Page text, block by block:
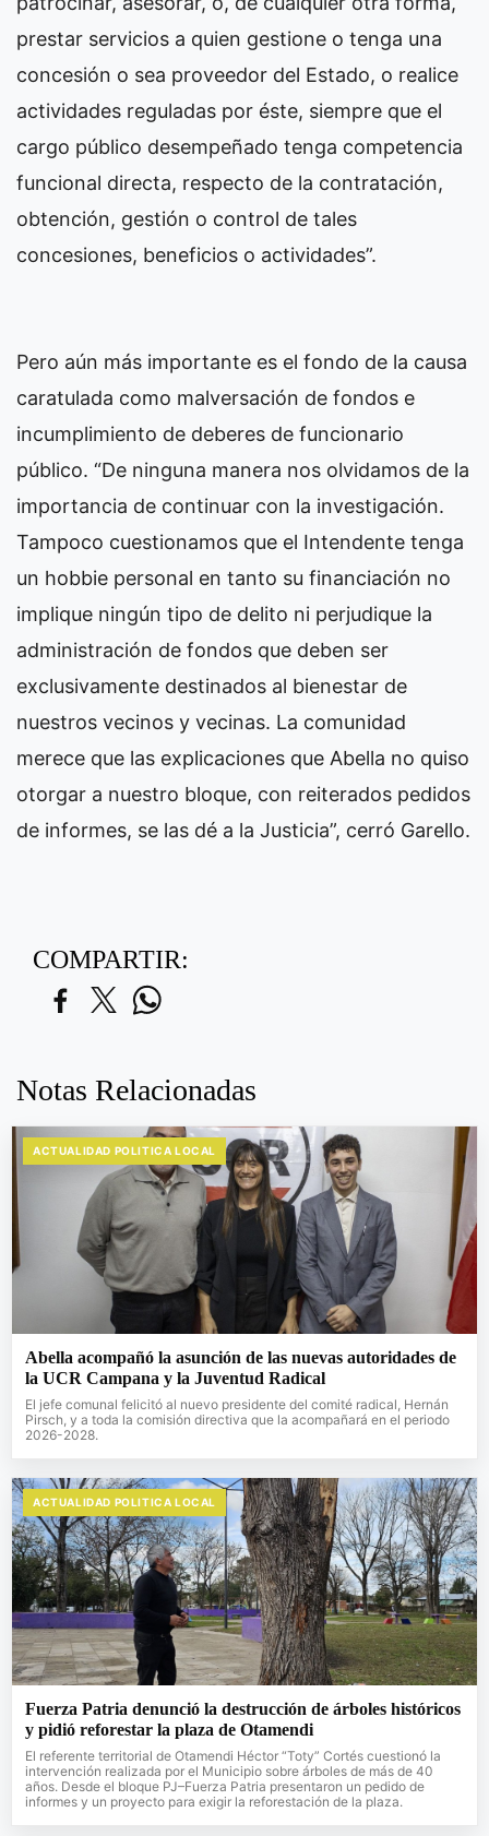
prestar servicios a quien gestione o tenga una
concesión o sea proveedor del Estado, o realice
actividades reguladas por éste, siempre que el
cargo público desempeñado tenga competencia
funcional directa, respecto de la contratación,
obtención, gestión o control de tales
concesiones, beneficios o actividades”.
Pero aún más importante es el fondo de la causa
caratulada como malversación de fondos e
incumplimiento de deberes de funcionario
público. “De ninguna manera nos olvidamos de la
importancia de continuar con la investigación.
Tampoco cuestionamos que el Intendente tenga
un hobbie personal en tanto su financiación no
implique ningún tipo de delito ni perjudique la
administración de fondos que deben ser
exclusivamente destinados al bienestar de
nuestros vecinos y vecinas. La comunidad
merece que las explicaciones que Abella no quiso
otorgar a nuestro bloque, con reiterados pedidos
de informes, se las dé a la Justicia”, cerró Garello.
COMPARTIR:
Notas Relacionadas
ACTUALIDAD POLITICA LOCAL
Abella acompañó la asunción de las nuevas autoridades de
la UCR Campana y la Juventud Radical
El jefe comunal felicitó al nuevo presidente del comité radical, Hernán
Pirsch, y a toda la comisión directiva que la acompañará en el periodo
2026-2028.
ACTUALIDAD POLITICA LOCAL
Fuerza Patria denunció la destrucción de árboles históricos
y pidió reforestar la plaza de Otamendi
El referente territorial de Otamendi Héctor “Toty” Cortés cuestionó la
intervención realizada por el Municipio sobre árboles de más de 40
años. Desde el bloque PJ–Fuerza Patria presentaron un pedido de
informes y un proyecto para exigir la reforestación de la plaza.